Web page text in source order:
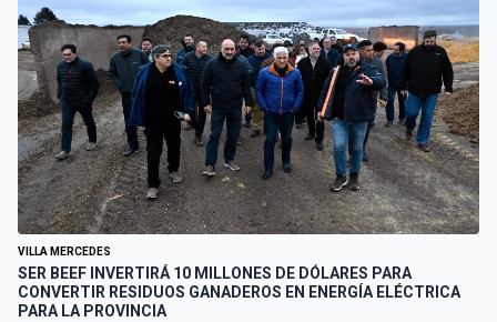
VILLA MERCEDES
SER BEEF INVERTIRÁ 10 MILLONES DE DÓLARES PARA
CONVERTIR RESIDUOS GANADEROS EN ENERGÍA ELÉCTRICA
PARA LA PROVINCIA